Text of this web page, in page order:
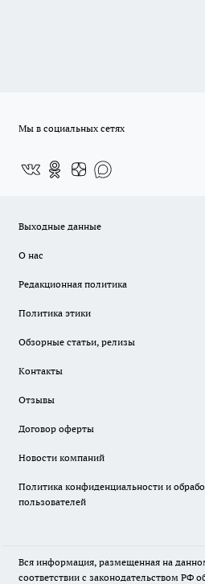
Мы в социальных сетях
Выходные данные
О нас
Редакционная политика
Политика этики
Обзорные статьи, релизы
Контакты
Отзывы
Договор оферты
Новости компаний
Политика конфиденциальности и
пользователей
Вся информация, размещенная на
соответствии с законодательством РФ